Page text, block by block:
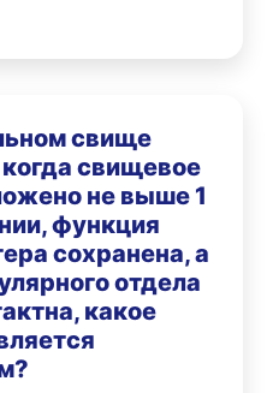
свище
свищевое
не выше 1
функция
сохранена, а
отдела
какое